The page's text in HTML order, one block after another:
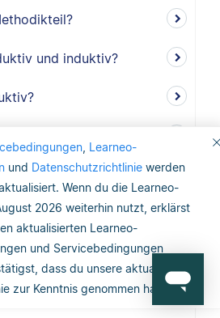
, Learneo-
und Datenschutzrichtlinie werden
Wenn du die Learneo-
2026 weiterhin nutzt, erklärst
aktualisierten Learneo-
und Servicebedingungen
dass du unsere aktualisierte
zur Kenntnis genommen hast.
und induktiv?
unter Validität?